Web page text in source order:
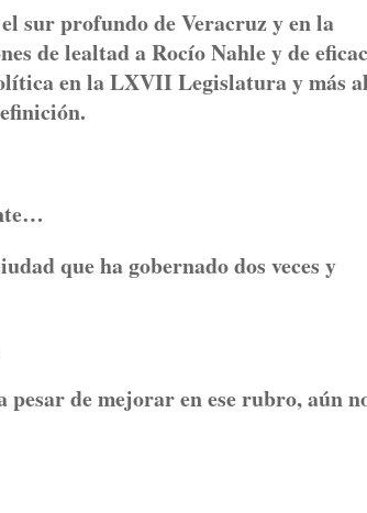
sur profundo de Veracruz y en la
de lealtad a Rocío Nahle y de
en la LXVII Legislatura y más
que ha gobernado dos veces y
pesar de mejorar en ese rubro, aún